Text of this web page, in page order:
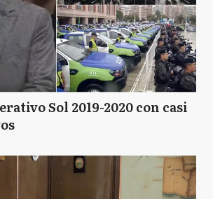
Sol 2019-2020 con casi